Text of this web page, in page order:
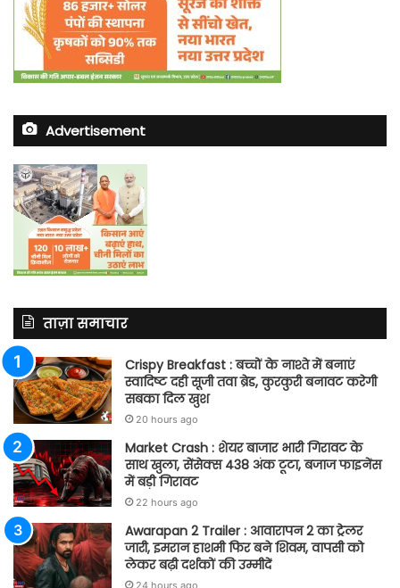
Advertisement
ताज़ा समाचार
Crispy Breakfast : बच्चों के नाश्ते में बनाएं
स्वादिष्ट दही सूजी तवा ब्रेड, कुरकुरी बनावट करेगी
सबका दिल खुश
20 hours ago
Market Crash : शेयर बाजार भारी गिरावट के
साथ खुला, सेंसेक्स 438 अंक टूटा, बजाज फाइनेंस
में बड़ी गिरावट
22 hours ago
Awarapan 2 Trailer : आवारापन 2 का ट्रेलर
जारी, इमरान हाशमी फिर बने शिवम, वापसी को
लेकर बढ़ी दर्शकों की उम्मीदें
24 hours ago